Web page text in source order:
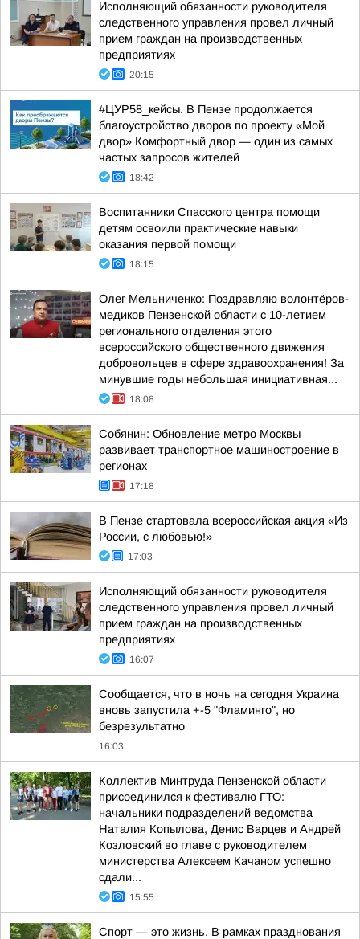
Исполняющий обязанности руководителя
следственного управления провел личный
прием граждан на производственных
предприятиях
20:15
#ЦУР58_кейсы. В Пензе продолжается
благоустройство дворов по проекту «Мой
двор» Комфортный двор — один из самых
частых запросов жителей
18:42
Воспитанники Спасского центра помощи
детям освоили практические навыки
оказания первой помощи
18:15
Олег Мельниченко: Поздравляю волонтёров-
медиков Пензенской области с 10-летием
регионального отделения этого
всероссийского общественного движения
добровольцев в сфере здравоохранения! За
минувшие годы небольшая инициативная...
18:08
Собянин: Обновление метро Москвы
развивает транспортное машиностроение в
регионах
17:18
В Пензе стартовала всероссийская акция «Из
России, с любовью!»
17:03
Исполняющий обязанности руководителя
следственного управления провел личный
прием граждан на производственных
предприятиях
16:07
Сообщается, что в ночь на сегодня Украина
вновь запустила +-5 "Фламинго", но
безрезультатно
16:03
Коллектив Минтруда Пензенской области
присоединился к фестивалю ГТО:
начальники подразделений ведомства
Наталия Копылова, Денис Варцев и Андрей
Козловский во главе с руководителем
министерства Алексеем Качаном успешно
сдали...
15:55
Спорт — это жизнь. В рамках празднования